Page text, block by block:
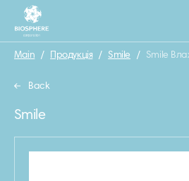
Main / Продукція / Smile / Smile
Back
Smile